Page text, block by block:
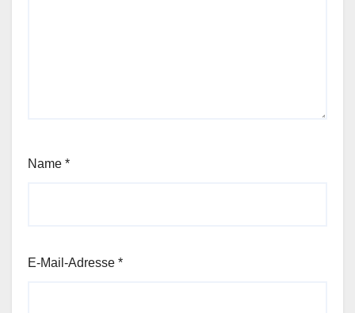
Name *
E-Mail-Adresse *